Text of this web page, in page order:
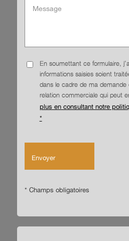
En soumettant ce formulaire,
informations saisies soient
dans le cadre de ma
relation commerciale qui peut
plus en consultant notre
*
* Champs obligatoires